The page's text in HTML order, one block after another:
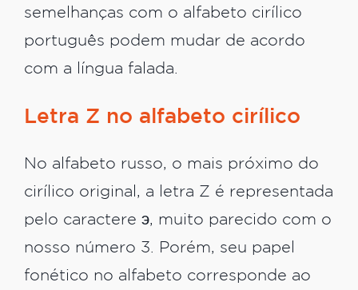
semelhanças com o alfabeto cirílico
português podem mudar de acordo
com a língua falada.
Letra Z no alfabeto cirílico
No alfabeto russo, o mais próximo do
cirílico original, a letra Z é representada
pelo caractere э, muito parecido com o
nosso número 3. Porém, seu papel
fonético no alfabeto corresponde ao